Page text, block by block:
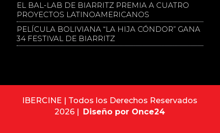
EL BAL-LAB DE BIARRITZ PREMIA A CUATRO
PROYECTOS LATINOAMERICANOS
PELÍCULA BOLIVIANA “LA HIJA CÓNDOR” GANA
34 FESTIVAL DE BIARRITZ
IBERCINE | Todos los Derechos Reservados
2026 | Diseño por Once24